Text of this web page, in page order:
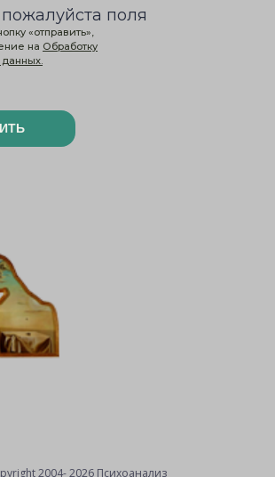
поля
«отправить»,
на Обработку
2004- 2026 Психоанализ